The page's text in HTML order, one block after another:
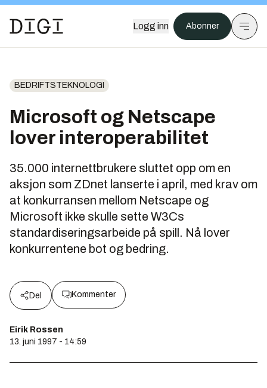
Logg inn Abonner
BEDRIFTSTEKNOLOGI
Microsoft og Netscape
lover interoperabilitet
35.000 internettbrukere sluttet opp om en
aksjon som ZDnet lanserte i april, med krav om
at konkurransen mellom Netscape og
Microsoft ikke skulle sette W3Cs
standardiseringsarbeide på spill. Nå lover
konkurrentene bot og bedring.
Del Kommenter
Eirik Rossen
13. juni 1997 - 14:59